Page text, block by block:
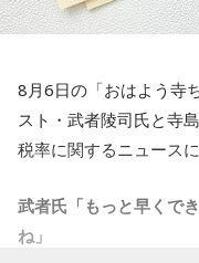
キャンベル「何を考え
なところでして、私た
い起こしながら共感を
ですとか、それが何を
で思いを寄せるという
す。
ということで、この黙
いうところから発展し
リッツクリークが
始まった時に、イギリ
Prayer』という
が平和を、勝利を、そ
うことを考えるという
8月6日の「おはよう寺
スト・武者陵司氏と寺
税率に関するニュース
武者氏「もっと早くで
ね」